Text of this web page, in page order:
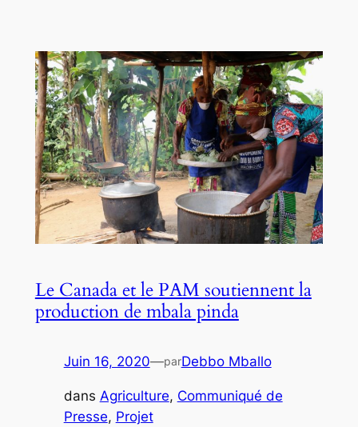
Le Canada et le PAM soutiennent la
production de mbala pinda
Juin 16, 2020—parDebbo Mballo
dans Agriculture, Communiqué de
Presse, Projet